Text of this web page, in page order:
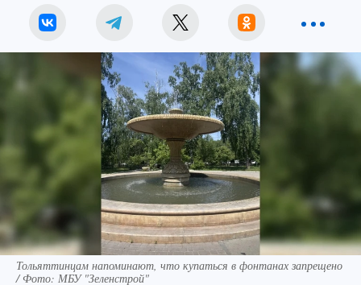
Тольяттинцам напоминают, что купаться в фонтанах запрещено
/ Фото: МБУ "Зеленстрой"